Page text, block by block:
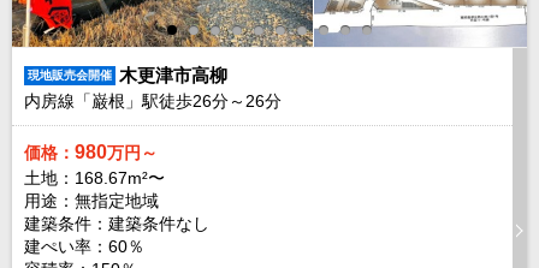
現地販売会開催 木更津市高柳
内房線「巌根」駅徒歩26分～ 26分
価格： 980万円～
土地：168.67m²〜
用途：無指定地域
建築条件： 建築条件なし
建ぺい率：60％
神奈川支店
沖縄支店
スタッフ紹介
千葉本店 松戸支店 成田支店
神奈川支店
沖縄支店
売却査定
お問い合わせ